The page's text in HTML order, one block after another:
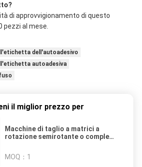
di approvvigionamento di questo
pezzi al mese.
dell'autoadesivo
autoadesiva
il miglior prezzo per
Macchine di taglio a matrici a
rotazione semirotante o completa
MOQ： 1